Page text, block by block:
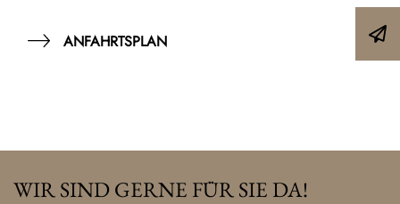
ANFAHRTSPLAN
WIR SIND GERNE FÜR SIE DA!